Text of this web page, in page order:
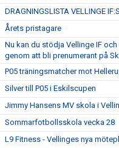
DRAGNINGSLISTA VELLINGE
Årets pristagare
Nu kan du stödja Vellinge IF
genom att bli prenumerant på
P05 träningsmatcher mot
Silver till P05 i Eskilscupen
Jimmy Hansens MV skola i
Sommarfotbollsskola vecka 28
L9 Fitness - Vellinges nya